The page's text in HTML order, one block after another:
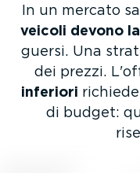
In un mercato
veicoli devono
guersi. Una
dei prezzi.
inferiori
di budget: